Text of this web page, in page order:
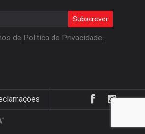
Subscrever
de Politica de Privacidade .